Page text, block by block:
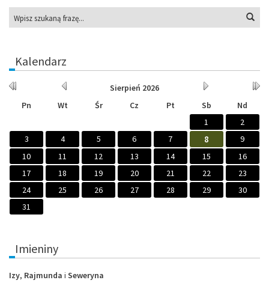
Kalendarz
Rok
Miesiąc
Sierpień 2026
Miesiąc
Rok
Pn Wt Śr Cz Pt Sb
Nd
1
2
3
4 5 6 7 8
9
10
11 12 13 14 15
16
17
18 19 20 21 22
23
24
25 26 27 28 29
30
31
Imieniny
Izy, Rajmunda i Seweryna